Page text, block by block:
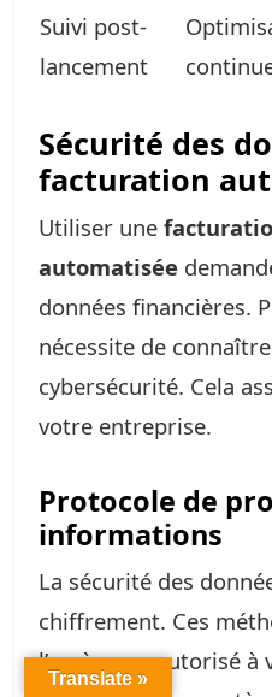
Suivi post-
lancement
Sécurité des
facturation
Utiliser une
automatisée
données financières.
nécessite de
cybersécurité. Cela
votre entreprise.
Protocole de
informations
La sécurité des
chiffrement. Ces
l’accès non autorisé à
Translate »